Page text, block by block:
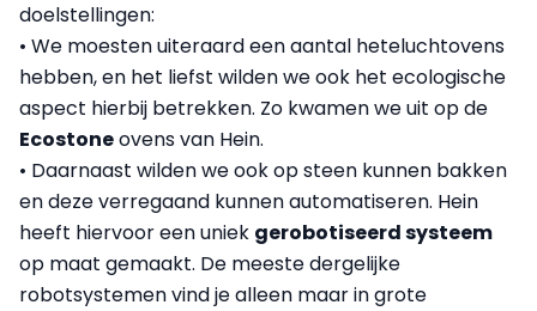
doelstellingen:
• We moesten uiteraard een aantal heteluchtovens
hebben, en het liefst wilden we ook het ecologische
aspect hierbij betrekken. Zo kwamen we uit op de
Ecostoneovens van Hein.
• Daarnaast wilden we ook op steen kunnen bakken
en deze verregaand kunnen automatiseren. Hein
heeft hiervoor een uniek gerobotiseerd systeem
op maat gemaakt. De meeste dergelijke
robotsystemen vind je alleen maar in grote